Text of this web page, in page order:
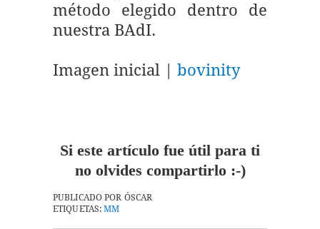
método elegido dentro de
nuestra BAdI.
Imagen inicial | bovinity
Si este artículo fue útil para ti
no olvides compartirlo :-)
PUBLICADO POR ÓSCAR
ETIQUETAS:MM